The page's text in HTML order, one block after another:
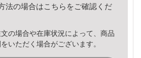
法の場合はこちら をご確認くだ
の場合や在庫状況によって、商品
いただく場合がございます。